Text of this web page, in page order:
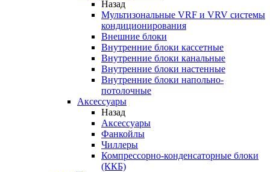
Назад
Мультизональные VRF и VRV системы
кондиционирования
Внешние блоки
Внутренние блоки кассетные
Внутренние блоки канальные
Внутренние блоки настенные
Внутренние блоки напольно-
потолочные
Аксессуары
Назад
Аксессуары
Фанкойлы
Чиллеры
Компрессорно-конденсаторные блоки
(ККБ)